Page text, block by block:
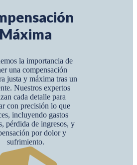
Máxima
la importancia de
una compensación
justa y máxima tras un
Nuestros expertos
cada detalle para
con precisión lo que
incluyendo gastos
pérdida de ingresos, y
por dolor y
sufrimiento.